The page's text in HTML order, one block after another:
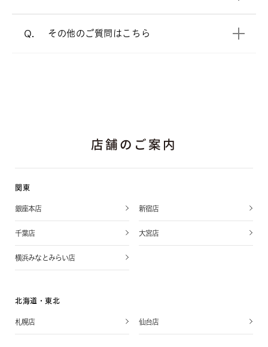
Q. その他のご質問はこちら
A. よくあるご質問 をご覧ください。
店舗のご案内
関東
銀座本店 新宿店
千葉店 大宮店
横浜みなとみらい店
北海道・東北
札幌店 仙台店